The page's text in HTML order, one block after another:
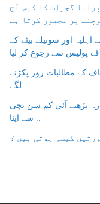
اور ایک خوفناک انجام… 4 سال پرانا گجرات کا کیس آج
پر مجبور کرتا ہے
اہلیہ اور سوتیلے بیٹے کے
پولیس سے رجوع کر لیا
کے مطالبات زور پکڑنے
لگے
پڑھنے آئی کم سن بچی
سے اپنا ..
کیسی ہوتی ہیں ؟